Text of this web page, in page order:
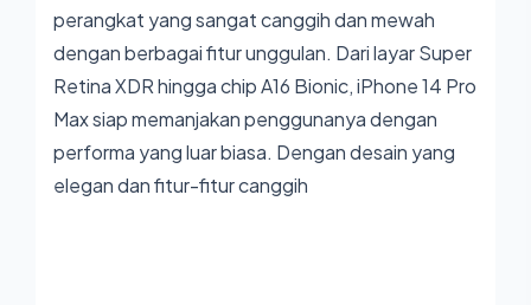
perangkat yang sangat canggih dan mewah
dengan berbagai fitur unggulan. Dari layar Super
Retina XDR hingga chip A16 Bionic, iPhone 14 Pro
Max siap memanjakan penggunanya dengan
performa yang luar biasa. Dengan desain yang
elegan dan fitur-fitur canggih